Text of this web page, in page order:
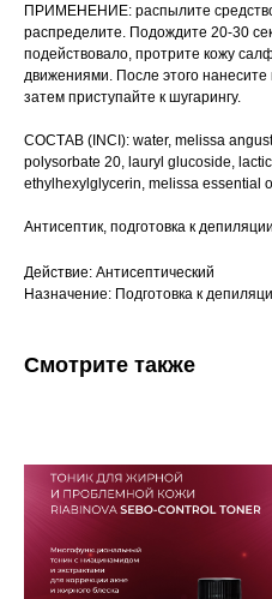
ПРИМЕНЕНИЕ: распылите
распределите. Подождите 20-30
подействовало, протрите кожу
движениями. После этого нанесите
затем приступайте к шугарингу.
СОСТАВ (INCI): water, melissa
polysorbate 20, lauryl glucoside,
ethylhexylglycerin, melissa essential
Антисептик, подготовка к
Действие: Антисептический
Назначение: Подготовка к
Смотрите также